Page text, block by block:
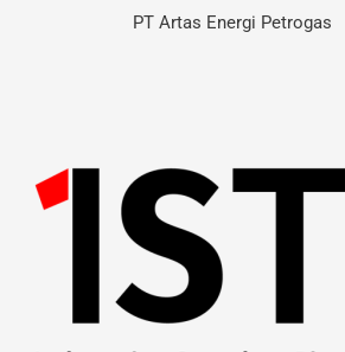
PT Artas Energi Petrogas